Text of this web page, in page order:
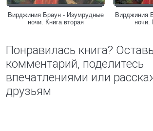
Вирджиния Браун - Изумрудные
ночи. Книга вторая
Вирджиния
ночи.
Понравилась книга?
комментарий, поделитесь
впечатлениями или
друзьям